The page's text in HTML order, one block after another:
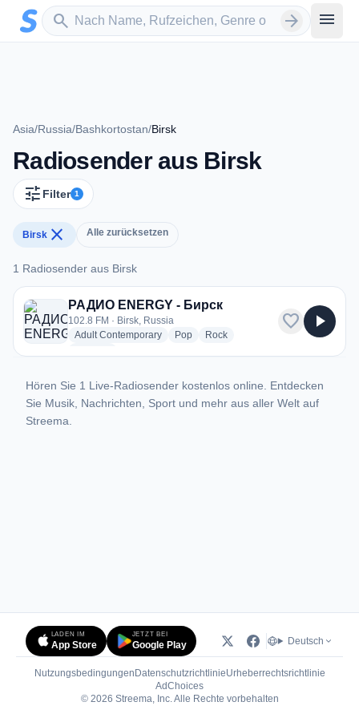
Zum Hauptinhalt springen
search
Sender suchen arrow_forward menu
Asia/Russia/Bashkortostan/Birsk
Radiosender aus Birsk
tune Filter 1
Birsk close Alle zurücksetzen
1 Radiosender aus Birsk
1 Radiosender aus Birsk
РАДИО ENERGY - Бирск
102.8 FM · Birsk, Russia
Adult Contemporaryradio stations
Popradio stations
Rockradio stations
favorite play_arrow
Hören Sie 1 Live-Radiosender kostenlos online. Entdecken
Sie Musik, Nachrichten, Sport und mehr aus aller Welt auf
Streema.
LADEN IM
App Store
JETZT BEI
Google Play Deutsch
Nutzungsbedingungen DatenschutzrichtlinieUrheberrechtsrichtlinie
AdChoices(öffnet in neuem Tab)
© 2026 Streema, Inc. Alle Rechte vorbehalten